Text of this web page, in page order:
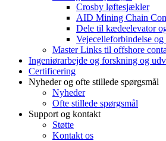
Crosby løftesjækler
AID Mining Chain
Dele til kædeelevator
Vejecelleforbindelse
Master Links til offshore
Ingeniørarbejde og forskning og
Certificering
Nyheder og ofte stillede spørgsmål
Nyheder
Ofte stillede spørgsmål
Support og kontakt
Støtte
Kontakt os